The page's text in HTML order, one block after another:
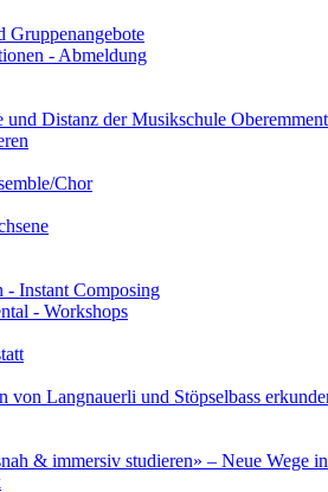
Gruppenangebote
- Abmeldung
Distanz der Musikschule
Chor
Instant Composing
- Workshops
Langnauerli und Stöpselbass
& immersiv studieren» – Neue Wege